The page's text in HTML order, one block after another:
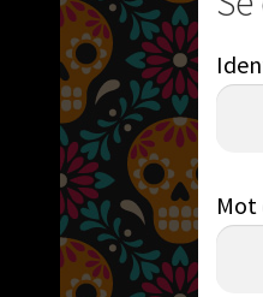
Mot